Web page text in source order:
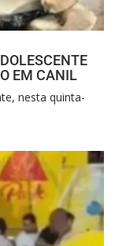
EM CANIL
nesta quinta-